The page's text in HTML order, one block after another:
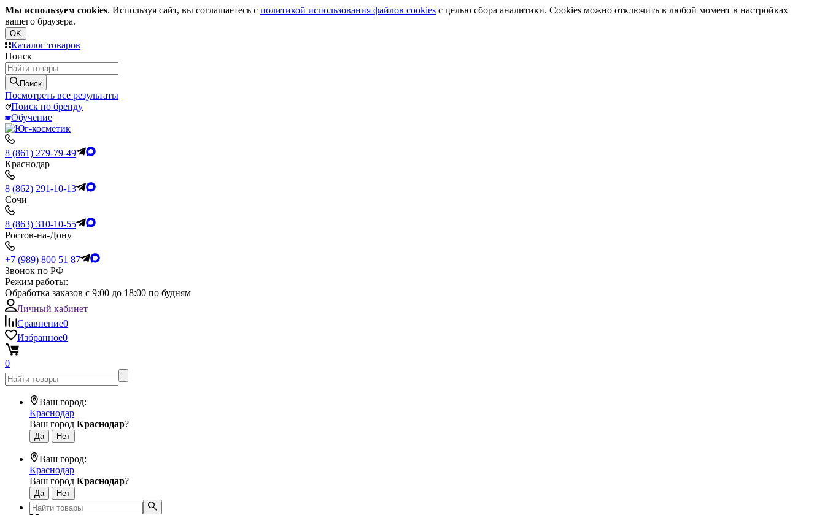
Мы используем cookies. Используя сайт, вы соглашаетесь с политикой использования файлов cookies с целью сбора аналитики. Cookies можно отключить в любой момент в настройках
вашего браузера.
OK
Каталог товаров
Поиск
Поиск
Посмотреть все результаты
Поиск по бренду
Обучение
8 (861) 279-79-49
Краснодар
8 (862) 291-10-13
Сочи
8 (863) 310-10-55
Ростов-на-Дону
+7 (989) 800 51 87
Звонок по РФ
Режим работы:
Обработка заказов с 9:00 до 18:00 по будням
Личный кабинет
Сравнение0
Избранное0
0
Ваш город:
Краснодар
Ваш город Краснодар?
Ваш город:
Краснодар
Ваш город Краснодар?